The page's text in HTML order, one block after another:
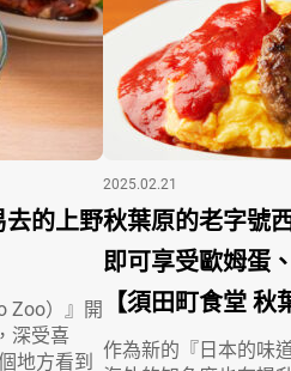
去的上野
Zoo）』開
深受喜
地方看到
2025.02.21
秋葉原的老字號
即可享受歐姆蛋
【須田町食堂 秋
作為新的『日本的味